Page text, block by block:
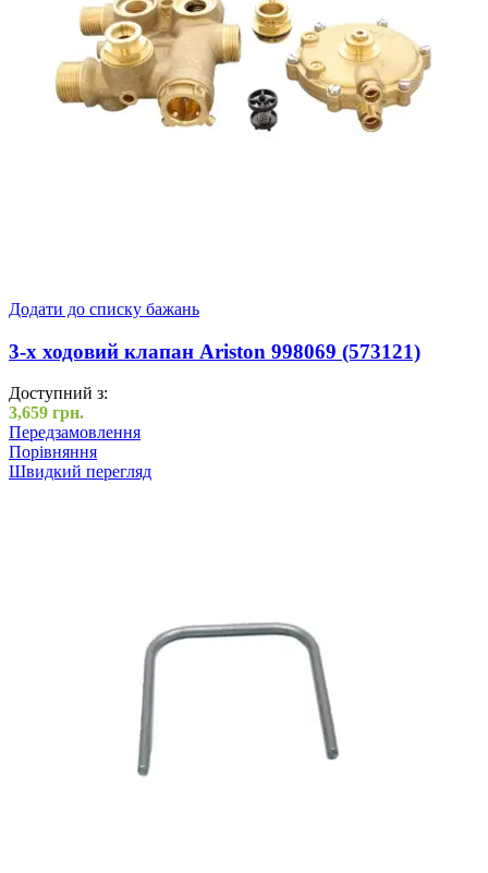
Додати до списку бажань
3-х ходовий клапан Ariston 998069 (573121)
Доступний з:
3,659 грн.
Передзамовлення
Порівняння
Швидкий перегляд